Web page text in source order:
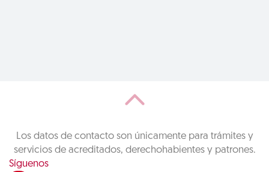
Los datos de contacto son únicamente para trámites y
servicios de acreditados, derechohabientes y patrones.
Síguenos